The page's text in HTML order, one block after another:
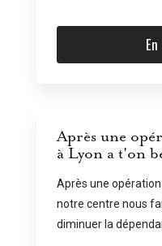
Après une
à Lyon a t'on
Après une
notre centre nous
diminuer la